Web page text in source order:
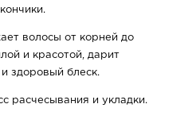
волосы от корней до
и красотой, дарит
и здоровый блеск.
расчесывания и укладки.